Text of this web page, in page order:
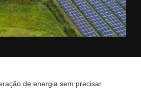
de energia sem precisar